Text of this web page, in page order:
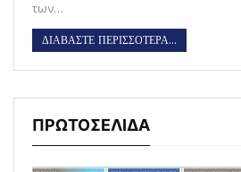
των…
ΔΙΑΒΑΣΤΕ ΠΕΡΙΣΣΟΤΕΡΑ...
ΠΡΩΤΟΣΕΛΙΔΑ